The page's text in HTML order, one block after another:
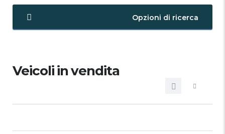
Opzioni di ricerca
Veicoli in vendita